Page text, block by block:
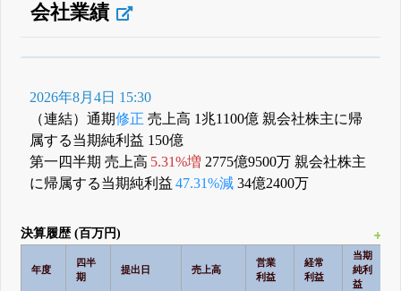
会社業績
詳しく見られる
無料でβ版をはじめる
登録すると永久30%OFFと米株版の先行利用も付きます
2026年8月4日 15:30
（連結）通期修正 売上高 1兆1100億 親会社株主に帰
属する当期純利益 150億
第一四半期 売上高 5.31%増 2775億9500万 親会社株主
に帰属する当期純利益 47.31%減 34億2400万
決算履歴 (百万円)
年度
四半
期
提出日 売上高
営業
利益
経常
利益
当期
純利
益